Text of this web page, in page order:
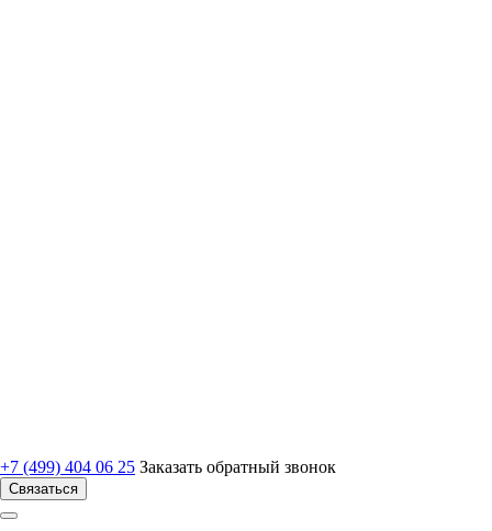
+7 (499) 404 06 25 Заказать обратный звонок
Связаться